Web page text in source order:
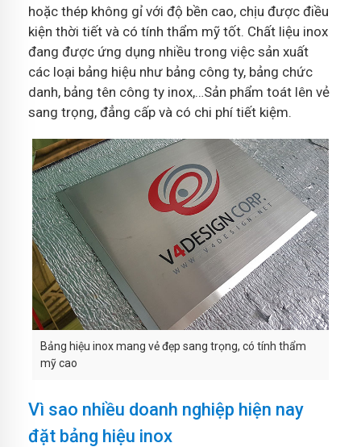
hoặc thép không gỉ với độ bền cao, chịu được điều
kiện thời tiết và có tính thẩm mỹ tốt. Chất liệu inox
đang được ứng dụng nhiều trong việc sản xuất
các loại bảng hiệu như bảng công ty, bảng chức
danh, bảng tên công ty inox,…Sản phẩm toát lên vẻ
sang trọng, đẳng cấp và có chi phí tiết kiệm.
Bảng hiệu inox mang vẻ đẹp sang trọng, có tính thẩm
mỹ cao
Vì sao nhiều doanh nghiệp hiện nay
đặt bảng hiệu inox